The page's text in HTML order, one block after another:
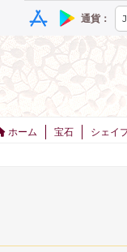
通貨：
ホーム 宝石 シェイ